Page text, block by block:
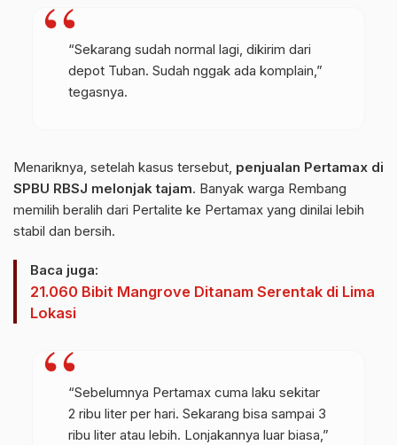
“Sekarang sudah normal lagi, dikirim dari
depot Tuban. Sudah nggak ada komplain,”
tegasnya.
Menariknya, setelah kasus tersebut, penjualan Pertamax di
SPBU RBSJ melonjak tajam. Banyak warga Rembang
memilih beralih dari Pertalite ke Pertamax yang dinilai lebih
stabil dan bersih.
Baca juga:
21.060 Bibit Mangrove Ditanam Serentak di Lima
Lokasi
“Sebelumnya Pertamax cuma laku sekitar
2 ribu liter per hari. Sekarang bisa sampai 3
ribu liter atau lebih. Lonjakannya luar biasa,”